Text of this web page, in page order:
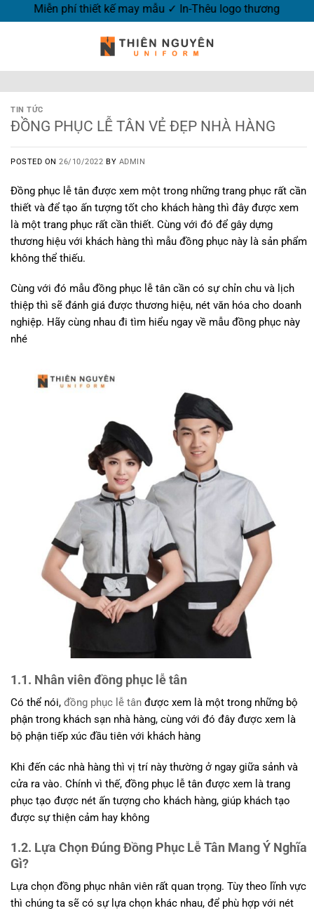
hôm nay ✓ Miễn phí thiết kế may mẫu ✓ In-Thêu logo
TIN TỨC
ĐỒNG PHỤC LỄ TÂN VẺ ĐẸP NHÀ HÀNG
POSTED ON26/10/2022 BY ADMIN
Đồng phục lễ tân được xem một trong những trang phục rất cần
thiết và để tạo ấn tượng tốt cho khách hàng thì đây được xem
là một trang phục rất cần thiết. Cùng với đó để gây dựng
thương hiệu với khách hàng thì mẫu đồng phục này là sản phẩm
không thể thiếu.
Cùng với đó mẫu đồng phục lễ tân cần có sự chỉn chu và lịch
thiệp thì sẽ đánh giá được thương hiệu, nét văn hóa cho doanh
nghiệp. Hãy cùng nhau đi tìm hiểu ngay về mẫu đồng phục này
nhé
1.1. Nhân viên đồng phục lễ tân
Có thể nói, đồng phục lễ tân được xem là một trong những bộ
phận trong khách sạn nhà hàng, cùng với đó đây được xem là
bộ phận tiếp xúc đầu tiên với khách hàng
Khi đến các nhà hàng thì vị trí này thường ở ngay giữa sảnh và
cửa ra vào. Chính vì thế, đồng phục lễ tân được xem là trang
phục tạo được nét ấn tượng cho khách hàng, giúp khách tạo
được sự thiện cảm hay không
1.2. Lựa Chọn Đúng Đồng Phục Lễ Tân Mang Ý Nghĩa
Gì?
Lựa chọn đồng phục nhân viên rất quan trọng. Tùy theo lĩnh vực
thì chúng ta sẽ có sự lựa chọn khác nhau, để phù hợp với nét